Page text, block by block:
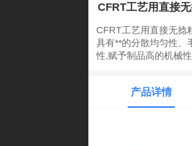
CFRT工艺用直接
CFRT工艺用直接无捻
具有**的分散均匀性、
性,赋予制品高的机械
产品详情